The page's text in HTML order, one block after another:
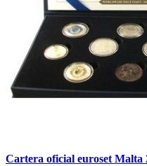
Cartera oficial euroset Malta